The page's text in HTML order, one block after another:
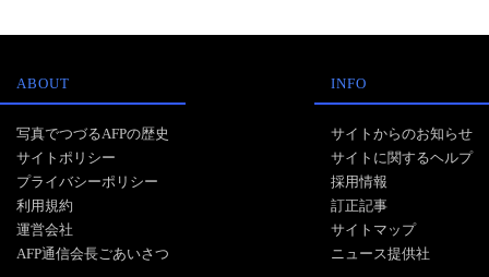
ABOUT
写真でつづるAFPの歴史
サイトポリシー
プライバシーポリシー
利用規約
運営会社
AFP通信会長ごあいさつ
INFO
サイトからのお知らせ
サイトに関するヘルプ
採用情報
訂正記事
サイトマップ
ニュース提供社